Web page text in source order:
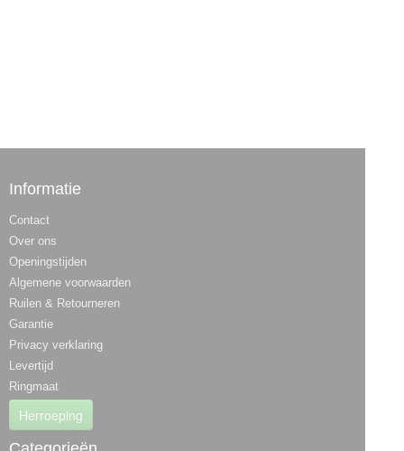
Informatie
Contact
Over ons
Openingstijden
Algemene voorwaarden
Ruilen & Retourneren
Garantie
Privacy verklaring
Levertijd
Ringmaat
Herroeping